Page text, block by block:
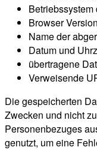
Browser
Name der
Datum und
übertragene
Verweisende
Die gespeicherten
Zwecken und nicht
Personenbezuges
genutzt, um eine